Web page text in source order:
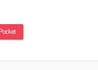
Pocket